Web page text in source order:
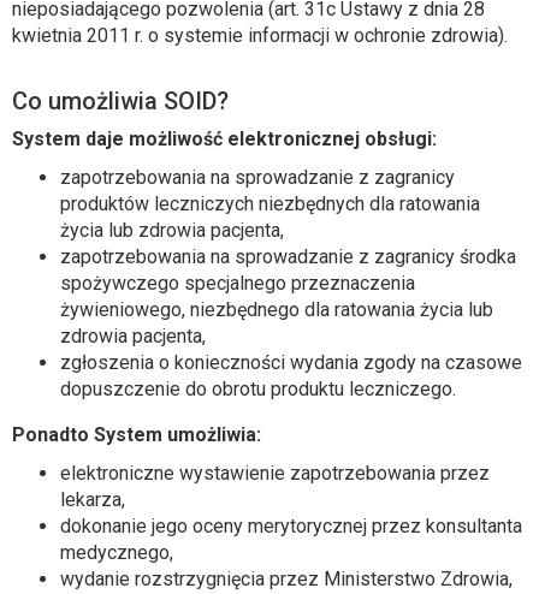
nieposiadającego pozwolenia (art. 31c Ustawy z dnia 28
kwietnia 2011 r. o systemie informacji w ochronie zdrowia).
Co umożliwia SOID?
System daje możliwość elektronicznej obsługi:
zapotrzebowania na sprowadzanie z zagranicy
produktów leczniczych niezbędnych dla ratowania
życia lub zdrowia pacjenta,
zapotrzebowania na sprowadzanie z zagranicy środka
spożywczego specjalnego przeznaczenia
żywieniowego, niezbędnego dla ratowania życia lub
zdrowia pacjenta,
zgłoszenia o konieczności wydania zgody na czasowe
dopuszczenie do obrotu produktu leczniczego.
Ponadto System umożliwia:
elektroniczne wystawienie zapotrzebowania przez
lekarza,
dokonanie jego oceny merytorycznej przez konsultanta
medycznego,
wydanie rozstrzygnięcia przez Ministerstwo Zdrowia,